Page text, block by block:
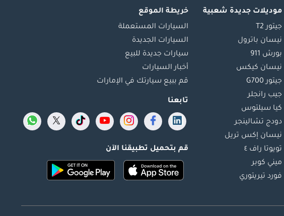
موديلات جديدة شعبية
جيتور T2
نيسان باترول
بورش 911
نيسان كيكس
جيتور G700
جيب رانجلر
كيا سيلتوس
دودج تشالينجر
نيسان إكس تريل
تويوتا راف ٤
ميني كوبر
فورد تيريتوري
خريطة الموقع
السيارات المستعملة
السيارات الجديدة
سيارات جديدة للبيع
أخبار السيارات
قم ببيع سيارتك في الإمارات
تابعنا
قم بتحميل تطبيقنا الآن